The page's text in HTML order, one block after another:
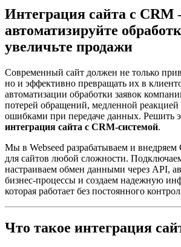
Интеграция сайта с
автоматизируйте
увеличьте продажи
Современный сайт должен не только
но и эффективно превращать их в
автоматизации обработки заявок
потерей обращений, медленной
ошибками при передаче данных. Решить
интеграция сайта с CRM-системой.
Мы в Webseed разрабатываем и внедряем
для сайтов любой сложности.
настраиваем обмен данными через API,
бизнес-процессы и создаем надежную
которая работает без постоянного
Что такое интеграция